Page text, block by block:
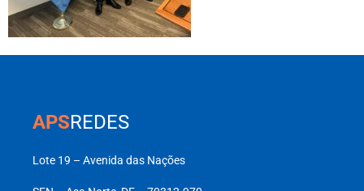
APSREDES
Lote 19 – Avenida das Nações